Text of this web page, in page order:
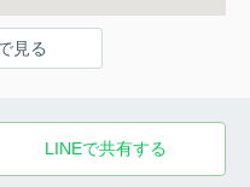
見る
LINEで共有する